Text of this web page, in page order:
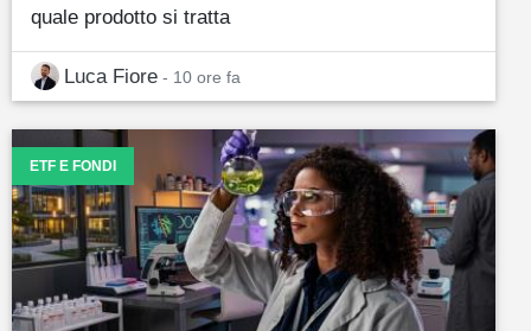
quale prodotto si tratta
Luca Fiore - 10 ore fa
ETF E FONDI